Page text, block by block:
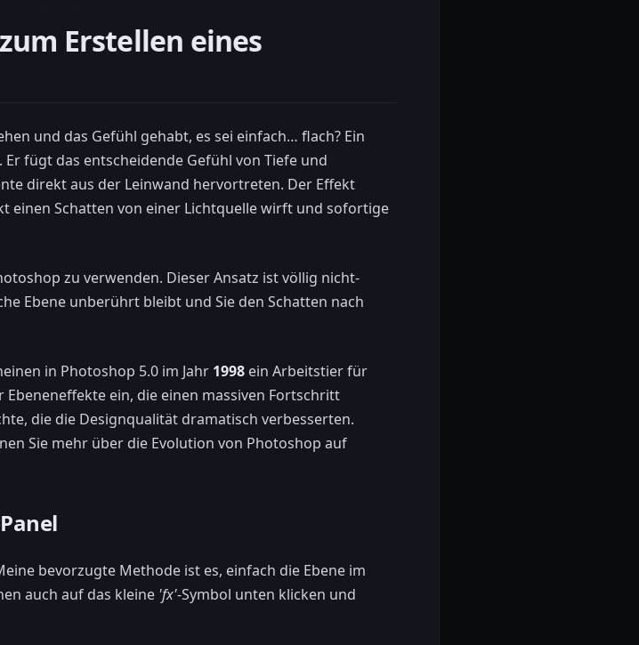
Erstellen eines
und das Gefühl gehabt, es sei einfach… flach? Ein
fügt das entscheidende Gefühl von Tiefe und
direkt aus der Leinwand hervortreten. Der Effekt
einen Schatten von einer Lichtquelle wirft und sofortige
zu verwenden. Dieser Ansatz ist völlig nicht-
Ebene unberührt bleibt und Sie den Schatten nach
in Photoshop 5.0 im Jahr 1998 ein Arbeitstier für
ein, die einen massiven Fortschritt
die die Designqualität dramatisch verbesserten.
Sie mehr über die Evolution von Photoshop auf
bevorzugte Methode ist es, einfach die Ebene im
auch auf das kleine 'fx'-Symbol unten klicken und